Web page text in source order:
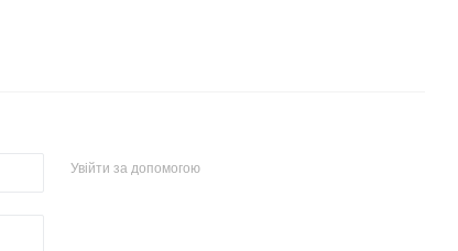
Увійти за допомогою